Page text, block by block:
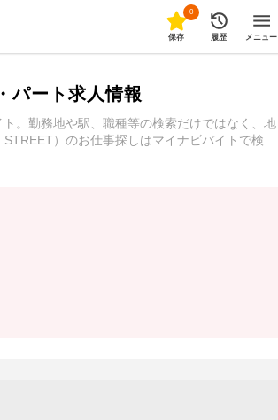
0
保存 履歴 メニュー
パート求人情報
。勤務地や駅、職種等の検索だけではなく、地
）のお仕事探しはマイナビバイトで検